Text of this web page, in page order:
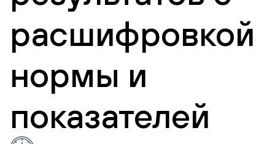
расшифровкой
нормы и
показателей